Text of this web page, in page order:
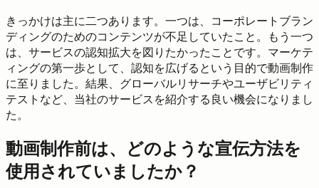
きっかけは主に二つあります。一つは、コーポレートブラン
ディングのためのコンテンツが不足していたこと。もう一つ
は、サービスの認知拡大を図りたかったことです。マーケテ
ィングの第一歩として、認知を広げるという目的で動画制作
に至りました。結果、グローバルリサーチやユーザビリティ
テストなど、当社のサービスを紹介する良い機会になりまし
た。
動画制作前は、どのような宣伝方法を
使用されていましたか？